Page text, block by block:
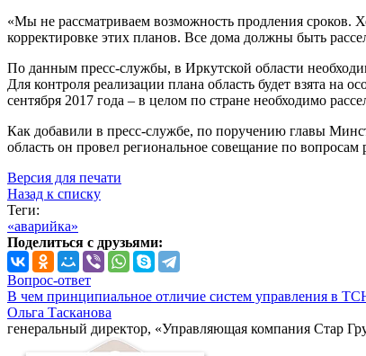
«Мы не рассматриваем возможность продления
корректировке этих планов. Все дома должны быть
По данным пресс-службы, в Иркутской области
Для контроля реализации плана область будет взята на
сентября 2017 года – в целом по стране необходимо
Как добавили в пресс-службе, по поручению главы
область он провел региональное совещание по
Версия для печати
Назад к списку
Теги:
«аварийка»
Поделиться с друзьями:
Вопрос-ответ
В чем принципиальное отличие систем управления в
Ольга Тасканова
генеральный директор, «Управляющая компания Стар